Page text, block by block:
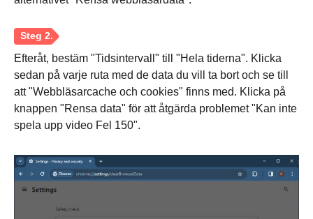
Efteråt, bestäm "Tidsintervall" till "Hela tiderna". Klicka
sedan på varje ruta med de data du vill ta bort och se till
att "Webbläsarcache och cookies" finns med. Klicka på
knappen "Rensa data" för att åtgärda problemet "Kan inte
spela upp video Fel 150".